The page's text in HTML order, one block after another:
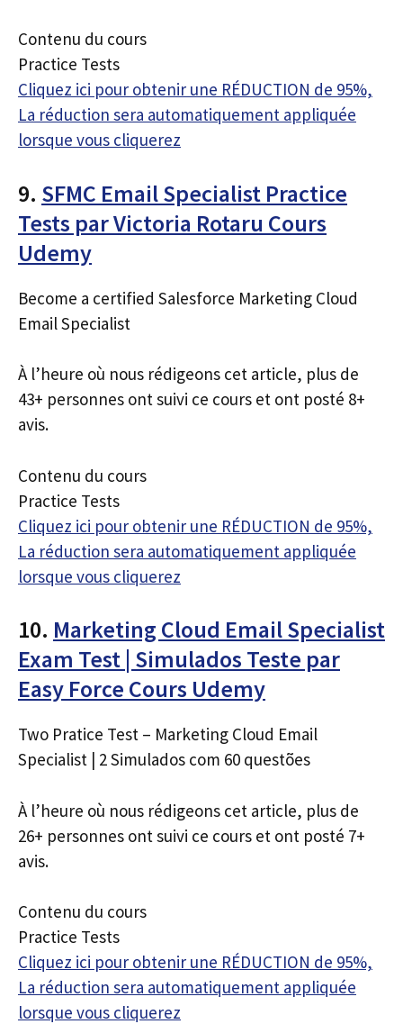
Contenu du cours
Practice Tests
Cliquez ici pour obtenir une RÉDUCTION de 95%,
La réduction sera automatiquement appliquée
lorsque vous cliquerez
9. SFMC Email Specialist Practice
Tests par Victoria Rotaru Cours
Udemy
Become a certified Salesforce Marketing Cloud
Email Specialist
À l’heure où nous rédigeons cet article, plus de
43+ personnes ont suivi ce cours et ont posté 8+
avis.
Contenu du cours
Practice Tests
Cliquez ici pour obtenir une RÉDUCTION de 95%,
La réduction sera automatiquement appliquée
lorsque vous cliquerez
10. Marketing Cloud Email Specialist
Exam Test | Simulados Teste par
Easy Force Cours Udemy
Two Pratice Test – Marketing Cloud Email
Specialist | 2 Simulados com 60 questões
À l’heure où nous rédigeons cet article, plus de
26+ personnes ont suivi ce cours et ont posté 7+
avis.
Contenu du cours
Practice Tests
Cliquez ici pour obtenir une RÉDUCTION de 95%,
La réduction sera automatiquement appliquée
lorsque vous cliquerez